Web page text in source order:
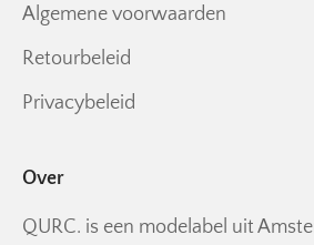
Algemene voorwaarden
Retourbeleid
Privacybeleid
Over
QURC. is een modelabel uit